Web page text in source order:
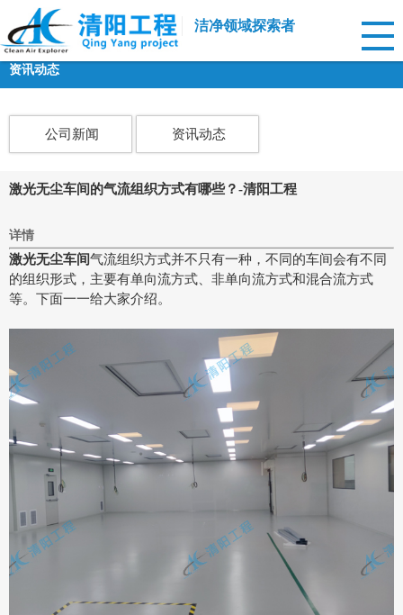
洁净领域探索者
资讯动态
公司新闻 资讯动态
激光无尘车间的气流组织方式有哪些？-清阳工程
详情
激光无尘车间气流组织方式并不只有一种，不同的车间会有不同
的组织形式，主要有单向流方式、非单向流方式和混合流方式
等。下面一一给大家介绍。